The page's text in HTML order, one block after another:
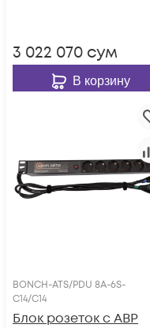
3 022 070 сум
В корзину
BONCH-ATS/PDU 8A-6S-
C14/C14
Блок розеток с АВР